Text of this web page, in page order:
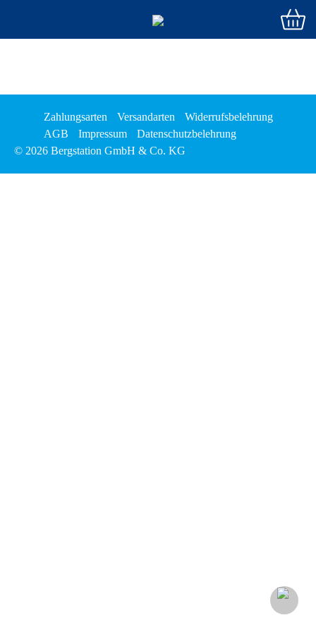
Zahlungsarten Versandarten
Widerrufsbelehrung
AGB
Impressum
Datenschutzbelehrung
© 2026 Bergstation GmbH & Co. KG